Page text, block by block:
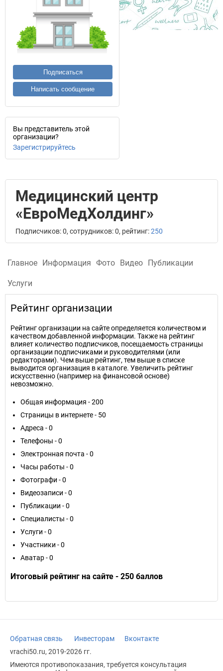
Подписаться
Написать сообщение
Вы представитель этой
организации?
Зарегистрируйтесь
Медицинский центр
«ЕвроМедХолдинг»
Подписчиков: 0, сотрудников: 0, рейтинг:250
Главное Информация Фото Видео Публикации
Услуги
Рейтинг организации
Рейтинг организации на сайте определяется количеством и
качеством добавленной информации. Также на рейтинг
влияет количество подписчиков, посещаемость страницы
организации подписчиками и руководителями (или
редакторами). Чем выше рейтинг, тем выше в списке
выводится организация в каталоге. Увеличить рейтинг
искусственно (например на финансовой основе)
невозможно.
Общая информация - 200
Страницы в интернете - 50
Адреса - 0
Телефоны - 0
Электронная почта - 0
Часы работы - 0
Фотографи - 0
Видеозаписи - 0
Публикации - 0
Специалисты - 0
Услуги - 0
Участники - 0
Аватар - 0
Итоговый рейтинг на сайте - 250 баллов
Обратная связь Инвесторам
Вконтакте
vrachi50.ru, 2019-2026 гг.
Имеются противопоказания, требуется консультация